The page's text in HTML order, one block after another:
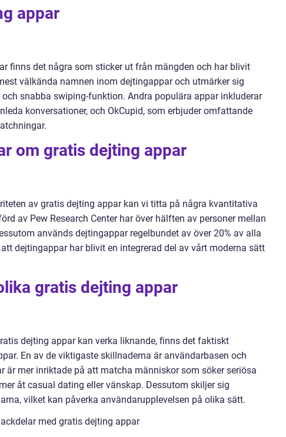
appar
finns det några som sticker ut från mängden och har blivit
välkända namnen inom dejtingappar och utmärker sig
snabba swiping-funktion. Andra populära appar inkluderar
konversationer, och OkCupid, som erbjuder omfattande
om gratis dejting appar
av gratis dejting appar kan vi titta på några kvantitativa
av Pew Research Center har över hälften av personer mellan
används dejtingappar regelbundet av över 20% av alla
dejtingappar har blivit en integrerad del av vårt moderna sätt
gratis dejting appar
dejting appar kan verka liknande, finns det faktiskt
En av de viktigaste skillnaderna är användarbasen och
är mer inriktade på att matcha människor som söker seriösa
åt casual dating eller vänskap. Dessutom skiljer sig
vilket kan påverka användarupplevelsen på olika sätt.
med gratis dejting appar